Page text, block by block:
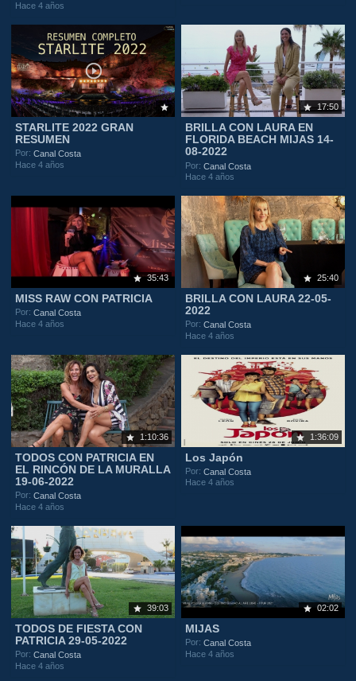
Hace 4 años
STARLITE 2022 GRAN
RESUMEN
Por:Canal Costa
Hace 4 años
17:50
BRILLA CON LAURA EN
FLORIDA BEACH MIJAS 14-
08-2022
Por:Canal Costa
Hace 4 años
35:43
MISS RAW CON PATRICIA
Por:Canal Costa
Hace 4 años
25:40
BRILLA CON LAURA 22-05-
2022
Por:Canal Costa
Hace 4 años
1:10:36
TODOS CON PATRICIA EN
EL RINCÓN DE LA MURALLA
19-06-2022
Por:Canal Costa
Hace 4 años
1:36:09
Los Japón
Por:Canal Costa
Hace 4 años
39:03
TODOS DE FIESTA CON
PATRICIA 29-05-2022
Por:Canal Costa
Hace 4 años
02:02
MIJAS
Por:Canal Costa
Hace 4 años